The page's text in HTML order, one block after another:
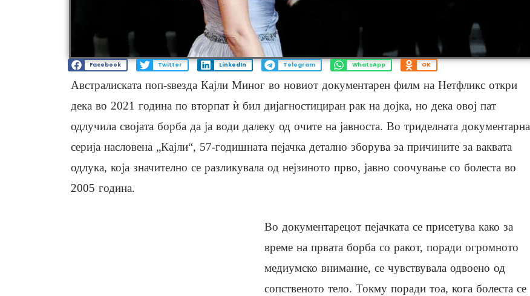
Facebook Twitter LinkedIn Telegram WhatsApp OK
Австралиската поп-ѕвезда Кајли Миног во новиот документарен филм на Нетфликс откри
дека во 2021 година по вторпат ѝ бил дијагностициран рак на дојка, но дека овој пат
одлучила својата борба да ја води далеку од очите на јавноста. Во триделната документарна
серија насловена „Кајли“, 57-годишната пејачка детално зборува за причините за ваквата
одлука, која значително се разликувала од нејзиното прво, јавно соочување со болеста во
2005 година.
Во документарецот пејачката се присетува како за
време на првата борба со ракот, поради огромното
медиумско внимание, се чувствувала одвоено од
сопственото тело. Токму поради тоа, кога болеста се